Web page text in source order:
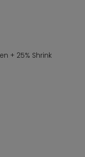
+ 25% Shrink